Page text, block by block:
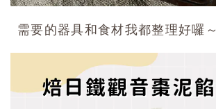
需要的器具和食材我都整理好囉～